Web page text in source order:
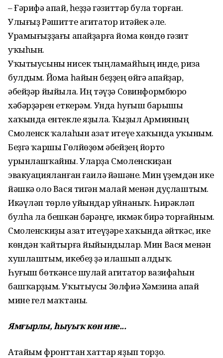
– Ғәрифә апай, һеҙҙә гәзиттәр була торған.
Улығыҙ Рәшитте агитатор итәйек әле.
Урамығыҙҙағы апайҙарға йома көндө гәзит
уҡыһын.
Уҡытыусыны нисек тыңла­майһың инде, риза
булдым. Йома һайын беҙҙең өйгә апай­ҙар,
әбейҙәр йыйыла. Иң тәүҙә Совинформбюро
хәбәрҙәрен еткерәм. Унда һуғыш барышы
хаҡында ентекле яҙыла. Ҡыҙыл Армияның
Смоленск ҡалаһын азат итеүе хаҡында уҡыным.
Беҙгә ҡаршы Гөлйөҙөм әбей­ҙең йорто
урынлашҡайны. Улар­ҙа Смоленскиҙан
эвакуацияланған ғаилә йәшәне. Мин үҙемдән ике
йәшкә оло Вася тигән малай менән дуҫлаштым.
Икәүләп төрлө уйындар уйнаныҡ. Һирәкләп
булһа ла бешкән бәрәңге, икмәк бирә торғайным.
Смоленскиҙы азат итеүҙәре хаҡында әйткәс, ике
көндән ҡайтырға йыйындылар. Мин Вася менән
хушлаштым, икебеҙ ҙә илашып алдыҡ.
Һуғыш бөткәнсе шулай агитатор вазифаһын
башҡарҙым. Уҡытыусы Зөлфиә Хәмзина апай
мине гел маҡтаны.
Ямғырлы, һыуыҡ көн ине...
Атайым фронттан хаттар яҙып торҙо.